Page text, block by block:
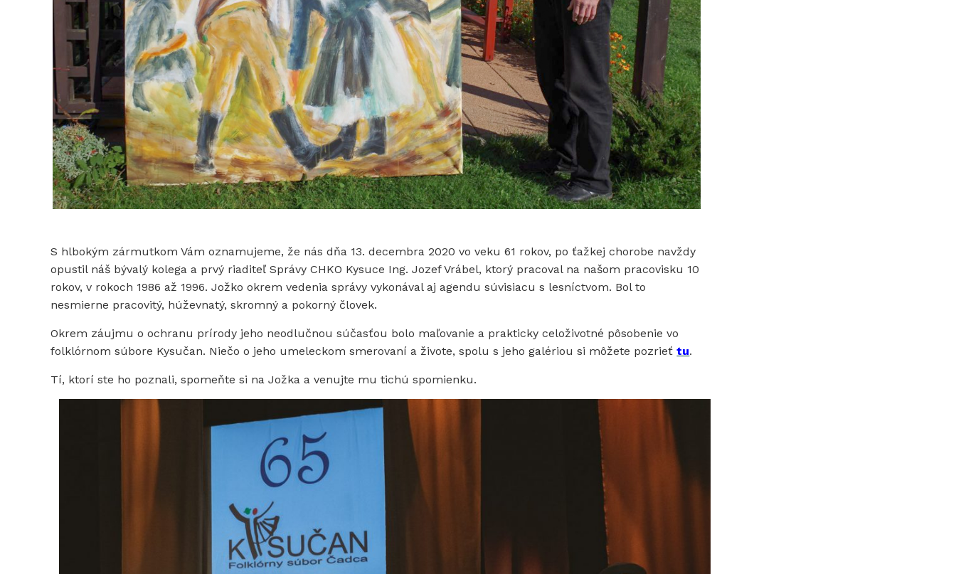
S hlbokým zármutkom Vám oznamujeme, že nás dňa 13. decembra 2020 vo veku 61 rokov, po ťažkej chorobe navždy
opustil náš bývalý kolega a prvý riaditeľ Správy CHKO Kysuce Ing. Jozef Vrábel, ktorý pracoval na našom pracovisku 10
rokov, v rokoch 1986 až 1996. Jožko okrem vedenia správy vykonával aj agendu súvisiacu s lesníctvom. Bol to
nesmierne pracovitý, húževnatý, skromný a pokorný človek.
Okrem záujmu o ochranu prírody jeho neodlučnou súčasťou bolo maľovanie a prakticky celoživotné pôsobenie vo
folklórnom súbore Kysučan. Niečo o jeho umeleckom smerovaní a živote, spolu s jeho galériou si môžete pozrieťtu.
Tí, ktorí ste ho poznali, spomeňte si na Jožka a venujte mu tichú spomienku.